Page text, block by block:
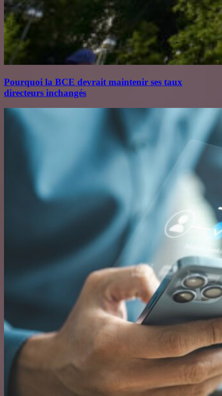
Pourquoi la BCE devrait maintenir ses taux
directeurs inchangés